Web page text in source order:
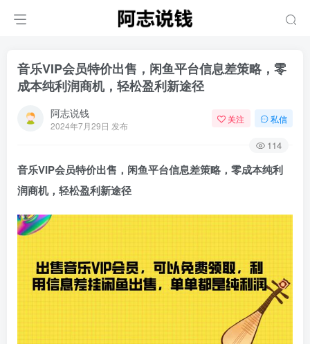
音乐VIP会员特价出售，闲鱼平台信息差策略，零
成本纯利润商机，轻松盈利新途径
阿志说钱
2024年7月29日 发布
关注 私信
114
音乐VIP会员特价出售，闲鱼平台信息差策略，零成本纯利
润商机，轻松盈利新途径